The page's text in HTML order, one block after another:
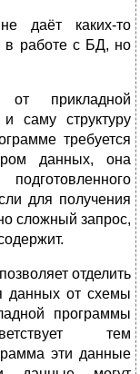
даёт каких-то
в работе с БД, но
от прикладной
саму структуру
требуется
данных, она
для получения
сложный запрос,
отделить
данных от схемы
программы
тем
эти данные